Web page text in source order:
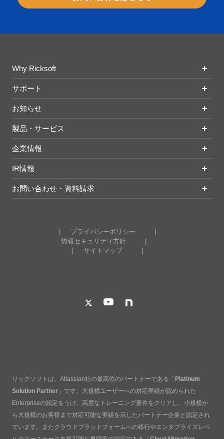
Why Ricksoft
サポート
お知らせ
製品・サービス
企業情報
IR情報
お問い合わせ・資料請求
プライバシーポリシー
情報セキュリティ方針
サイトマップ
リックソフトは、Atlassian社の最高位のパートナーである「 Platinum
Solution Partner 」です。大規模ユーザーへの対応実績が認められた
Enterpriseの認定をうけ、高度なトレーニング要件をクリアし、小規模か
ら大規模のお客様まで対応可能な実績を示したパートナー企業と認定され
ています。またクラウドプラットフォームへの移行やエンタプライズレベ